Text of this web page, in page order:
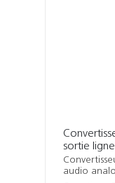
sortie
audio